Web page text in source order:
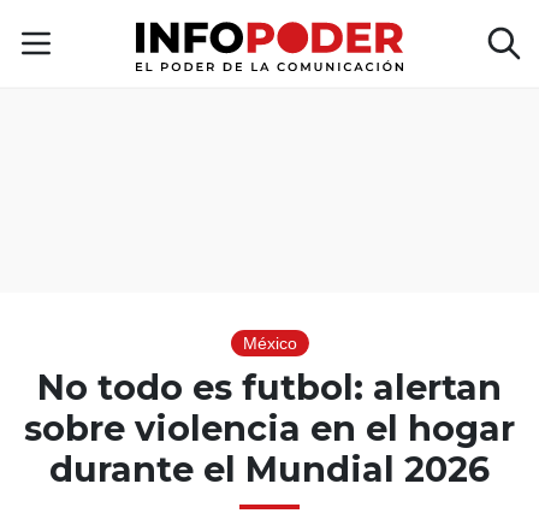
México
No todo es futbol: alertan
sobre violencia en el hogar
durante el Mundial 2026